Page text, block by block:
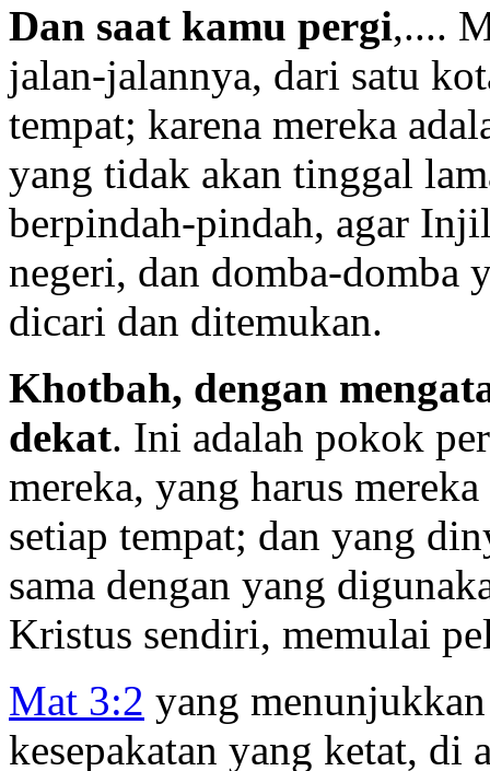
Dan saat kamu pergi,....
jalan-jalannya, dari satu
tempat; karena mereka
yang tidak akan tinggal
berpindah-pindah, agar
negeri, dan domba-domba
dicari dan ditemukan.
Khotbah, dengan
dekat. Ini adalah pokok
mereka, yang harus
setiap tempat; dan yang
sama dengan yang
Kristus sendiri, memulai
Mat 3:2 yang
kesepakatan yang ketat, di